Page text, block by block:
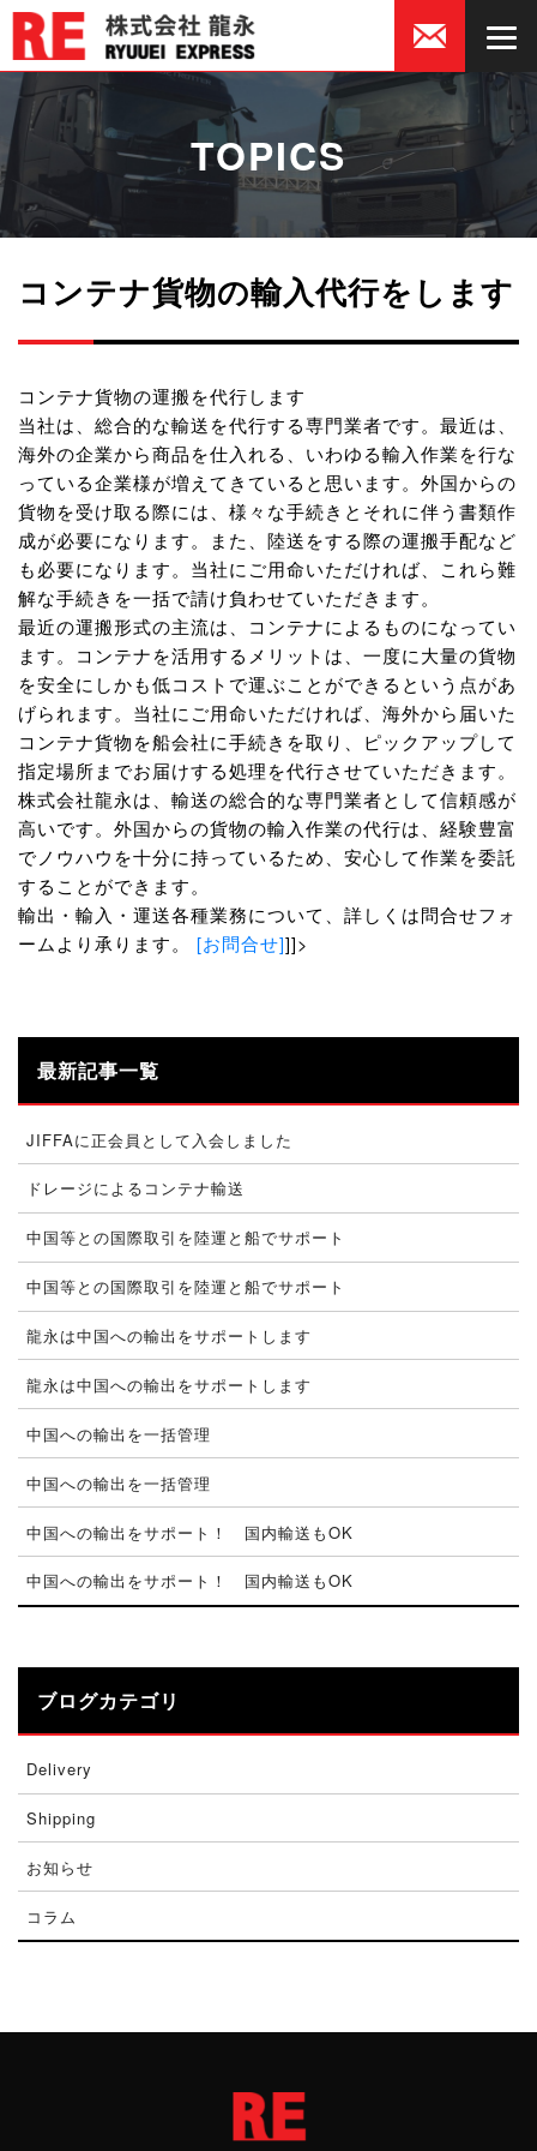
TOPICS
コンテナ貨物の輸入代行をします
コンテナ貨物の運搬を代行します
当社は、総合的な輸送を代行する専門業者です。最近は、
海外の企業から商品を仕入れる、いわゆる輸入作業を行な
っている企業様が増えてきていると思います。外国からの
貨物を受け取る際には、様々な手続きとそれに伴う書類作
成が必要になります。また、陸送をする際の運搬手配など
も必要になります。当社にご用命いただければ、これら難
解な手続きを一括で請け負わせていただきます。
最近の運搬形式の主流は、コンテナによるものになってい
ます。コンテナを活用するメリットは、一度に大量の貨物
を安全にしかも低コストで運ぶことができるという点があ
げられます。当社にご用命いただければ、海外から届いた
コンテナ貨物を船会社に手続きを取り、ピックアップして
指定場所までお届けする処理を代行させていただきます。
株式会社龍永は、輸送の総合的な専門業者として信頼感が
高いです。外国からの貨物の輸入作業の代行は、経験豊富
でノウハウを十分に持っているため、安心して作業を委託
することができます。
輸出・輸入・運送各種業務について、詳しくは問合せフォ
ームより承ります。 [お問合せ]]]>
最新記事一覧
JIFFAに正会員として入会しました
ドレージによるコンテナ輸送
中国等との国際取引を陸運と船でサポート
中国等との国際取引を陸運と船でサポート
龍永は中国への輸出をサポートします
龍永は中国への輸出をサポートします
中国への輸出を一括管理
中国への輸出を一括管理
中国への輸出をサポート！ 国内輸送もOK
中国への輸出をサポート！ 国内輸送もOK
ブログカテゴリ
Delivery
Shipping
お知らせ
コラム